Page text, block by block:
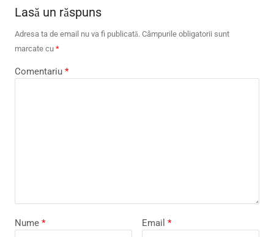
Lasă un răspuns
Adresa ta de email nu va fi publicată. Câmpurile obligatorii sunt
marcate cu *
Comentariu *
Nume * Email *